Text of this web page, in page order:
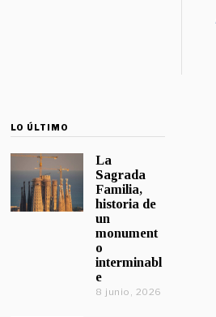
LO ÚLTIMO
La
Sagrada
Familia,
historia de
un
monument
o
interminabl
e
8 junio, 2026